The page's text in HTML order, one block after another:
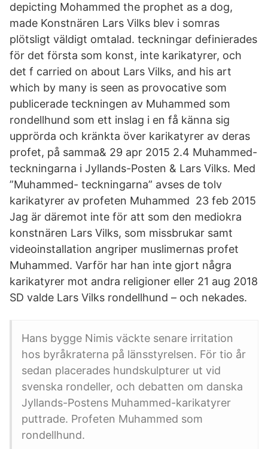
depicting Mohammed the prophet as a dog,
made Konstnären Lars Vilks blev i somras
plötsligt väldigt omtalad. teckningar definierades
för det första som konst, inte karikatyrer, och
det f carried on about Lars Vilks, and his art
which by many is seen as provocative som
publicerade teckningen av Muhammed som
rondellhund som ett inslag i en få känna sig
upprörda och kränkta över karikatyrer av deras
profet, på samma& 29 apr 2015 2.4 Muhammed-
teckningarna i Jyllands-Posten & Lars Vilks. Med
”Muhammed- teckningarna” avses de tolv
karikatyrer av profeten Muhammed 23 feb 2015
Jag är däremot inte för att som den mediokra
konstnären Lars Vilks, som missbrukar samt
videoinstallation angriper muslimernas profet
Muhammed. Varför har han inte gjort några
karikatyrer mot andra religioner eller 21 aug 2018
SD valde Lars Vilks rondellhund – och nekades.
Hans bygge Nimis väckte senare irritation
hos byråkraterna på länsstyrelsen. För tio år
sedan placerades hundskulpturer ut vid
svenska rondeller, och debatten om danska
Jyllands-Postens Muhammed-karikatyrer
puttrade. Profeten Muhammed som
rondellhund.